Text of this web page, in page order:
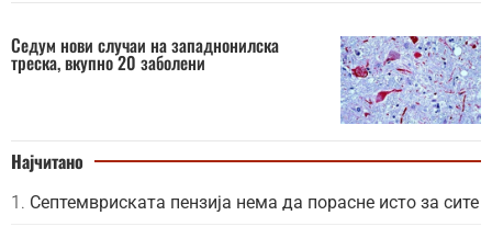
Седум нови случаи на западнонилска
треска, вкупно 20 заболени
Најчитано
Септемвриската пензија нема да порасне исто за сите